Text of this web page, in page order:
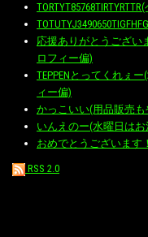
応援ありがとうござい
ロフィー偏)
TEPPENとってくれぇ
ィー偏)
かっこいい(用品販売
いんえのー(水曜日は
おめでとうございます
RSS 2.0